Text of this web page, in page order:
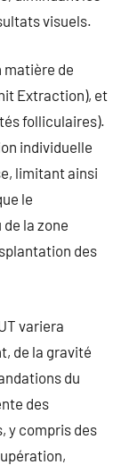
visuels.
matière de
Extraction), et
folliculaires).
individuelle
limitant ainsi
le
la zone
des
variera
de la gravité
du
des
y compris des